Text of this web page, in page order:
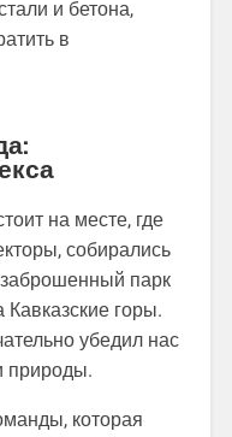
и бетона,
в
на месте, где
собирались
заброшенный парк
горы.
убедил нас
природы.
которая